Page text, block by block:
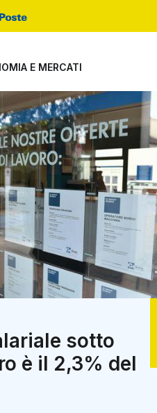
E MERCATI
sotto
è il 2,3% del